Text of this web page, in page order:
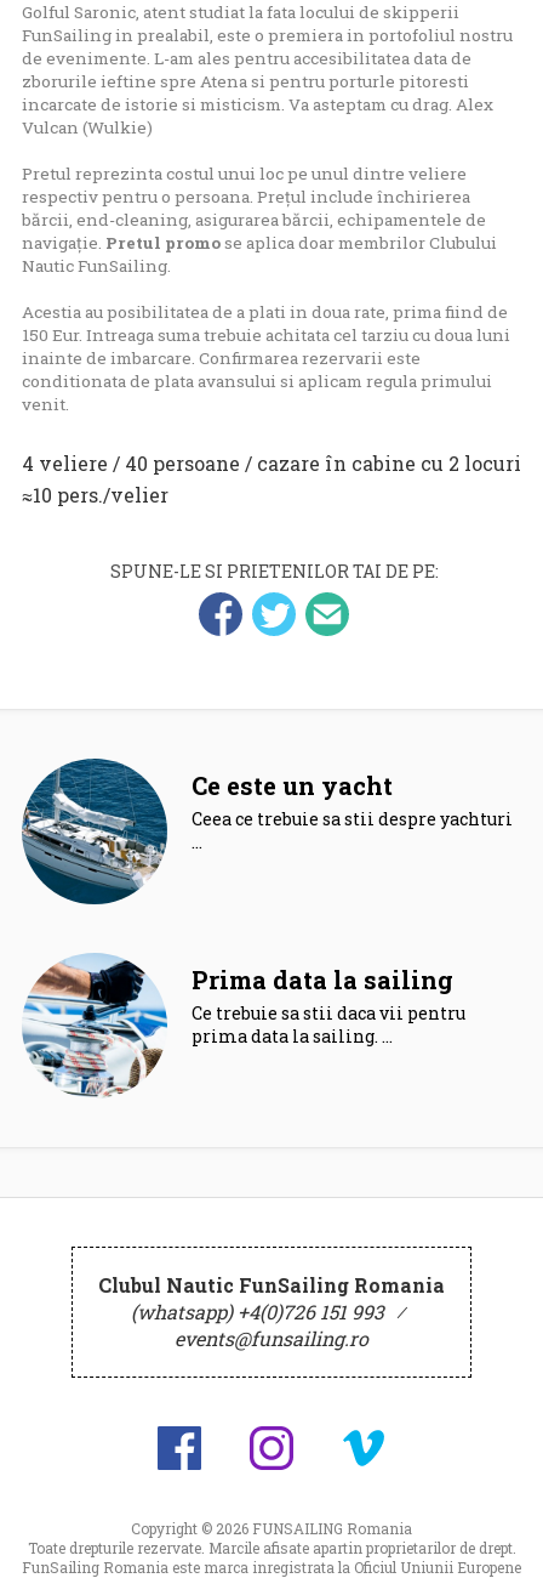
Golful Saronic, atent studiat la fata locului de skipperii
FunSailing in prealabil, este o premiera in portofoliul nostru
de evenimente. L-am ales pentru accesibilitatea data de
zborurile ieftine spre Atena si pentru porturle pitoresti
incarcate de istorie si misticism. Va asteptam cu drag. Alex
Vulcan (Wulkie)
Pretul reprezinta costul unui loc pe unul dintre veliere
respectiv pentru o persoana. Prețul include închirierea
bărcii, end-cleaning, asigurarea bărcii, echipamentele de
navigație. Pretul promose aplica doar membrilor Clubului
Nautic FunSailing.
Acestia au posibilitatea de a plati in doua rate, prima fiind de
150 Eur. Intreaga suma trebuie achitata cel tarziu cu doua luni
inainte de imbarcare. Confirmarea rezervarii este
conditionata de plata avansului si aplicam regula primului
venit.
4 veliere / 40 persoane / cazare în cabine cu 2 locuri
≈10 pers./velier
SPUNE-LE SI PRIETENILOR TAI DE PE:
Ce este un yacht
Ceea ce trebuie sa stii despre yachturi.
…
Prima data la sailing
Ce trebuie sa stii daca vii pentru
prima data la sailing. …
Clubul Nautic FunSailing Romania
(whatsapp) +4(0)726 151 993 ⁄
events@funsailing.ro
Copyright © 2026 FUNSAILING Romania
Toate drepturile rezervate. Marcile afisate apartin proprietarilor de drept.
FunSailing Romania este marca inregistrata la Oficiul Uniunii Europene